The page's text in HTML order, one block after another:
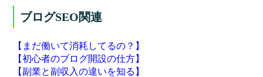
ブログSEO関連
【まだ働いて消耗してるの？】
【初心者のブログ開設の仕方】
【副業と副収入の違いを知る】